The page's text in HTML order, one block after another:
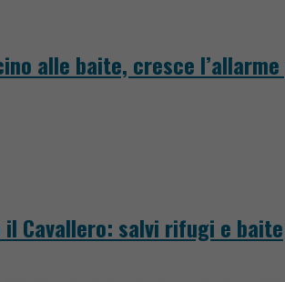
alle baite, cresce l’allarme
Cavallero: salvi rifugi e baite